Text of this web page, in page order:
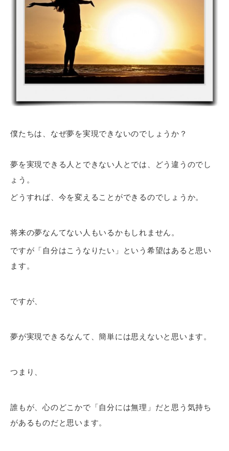
僕たちは、なぜ夢を実現できないのでしょうか？
夢を実現できる人とできない人とでは、どう違うのでし
ょう。
どうすれば、今を変えることができるのでしょうか。
将来の夢なんてない人もいるかもしれません。
ですが「自分はこうなりたい」という希望はあると思い
ます。
ですが、
夢が実現できるなんて、簡単には思えないと思います。
つまり、
誰もが、心のどこかで「自分には無理」だと思う気持ち
があるものだと思います。